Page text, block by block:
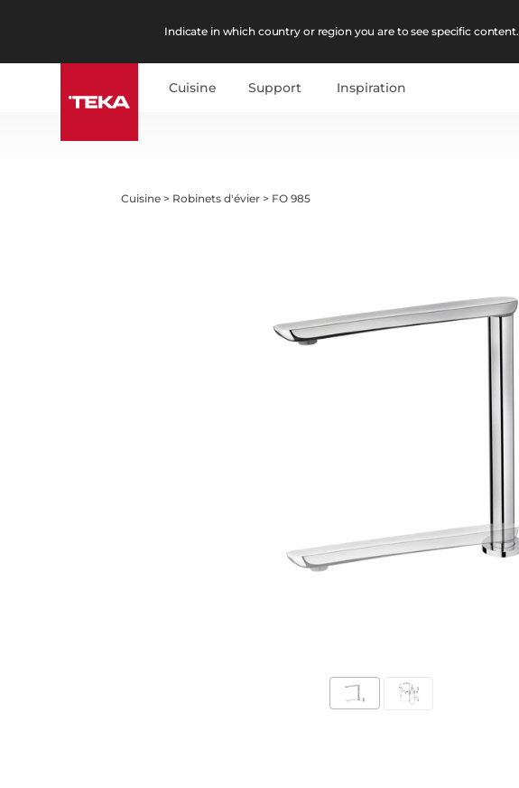
Indicate in which country or region you are to see specific content.
Cuisine Support Inspiration
Cuisine > Robinets d'évier > FO 985